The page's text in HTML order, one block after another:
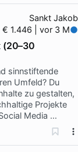
Sankt Jakob
€ 1.446 | vor 3 M
(20–30
sinnstiftende
Umfeld? Du
zu gestalten,
Projekte
Media …